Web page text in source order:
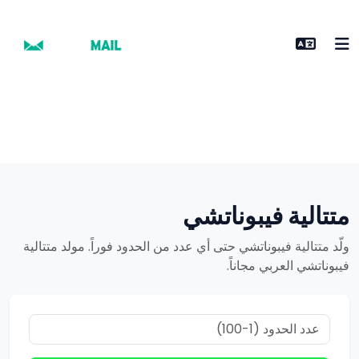
متتالية فيبوناتشي
ولّد متتالية فيبوناتشي حتى أي عدد من الحدود فوراً. مولد متتالية
فيبوناتشي العربي مجاناً.